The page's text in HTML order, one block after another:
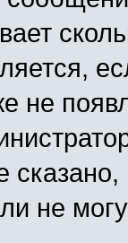
не
не